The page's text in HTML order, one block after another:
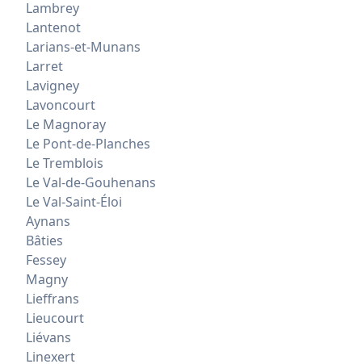
Lambrey
Lantenot
Larians-et-Munans
Larret
Lavigney
Lavoncourt
Le Magnoray
Le Pont-de-Planches
Le Tremblois
Le Val-de-Gouhenans
Le Val-Saint-Éloi
Aynans
Bâties
Fessey
Magny
Lieffrans
Lieucourt
Liévans
Linexert